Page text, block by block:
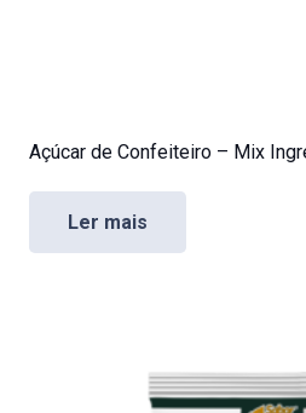
Açúcar de Confeiteiro – Mix
Ler mais